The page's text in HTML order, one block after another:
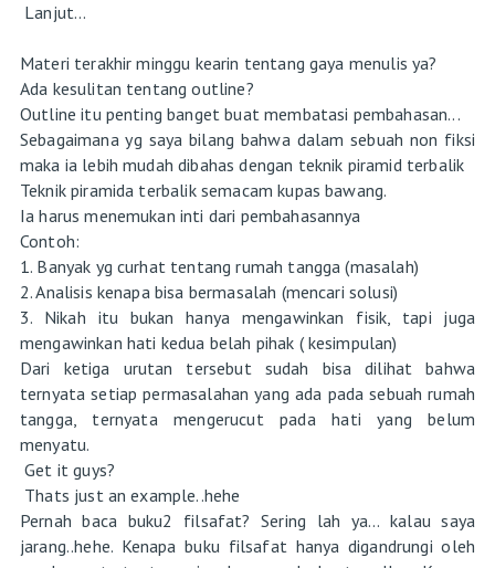
Lanjut...
Materi terakhir minggu kearin tentang gaya menulis ya?
Ada kesulitan tentang outline?
Outline itu penting banget buat membatasi pembahasan...
Sebagaimana yg saya bilang bahwa dalam sebuah non fiksi
maka ia lebih mudah dibahas dengan teknik piramid terbalik
Teknik piramida terbalik semacam kupas bawang.
Ia harus menemukan inti dari pembahasannya
Contoh:
1. Banyak yg curhat tentang rumah tangga (masalah)
2. Analisis kenapa bisa bermasalah (mencari solusi)
3. Nikah itu bukan hanya mengawinkan fisik, tapi juga
mengawinkan hati kedua belah pihak ( kesimpulan)
Dari ketiga urutan tersebut sudah bisa dilihat bahwa
ternyata setiap permasalahan yang ada pada sebuah rumah
tangga, ternyata mengerucut pada hati yang belum
menyatu.
Get it guys?
Thats just an example..hehe
Pernah baca buku2 filsafat? Sering lah ya... kalau saya
jarang..hehe. Kenapa buku filsafat hanya digandrungi oleh